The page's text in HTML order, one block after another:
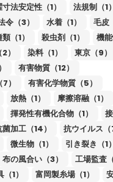
法安定性（1）
法規制（1）
令（3） 水着（1）
毛皮
（1）
殺虫剤（1）
機
） 染料（1）
東京（9）
有害物質（12）
）
有害化学物質（5）
放熱（1）
摩擦溶融（1）
揮発性有機化合物（1）
加工（14）
抗ウイルス（
微生物（1）
引き裂き（1）
布の風合い（3）
工場監査（
1） 富岡製糸場（1）